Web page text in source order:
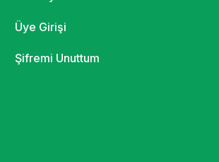
Üye Girişi
Şifremi Unuttum